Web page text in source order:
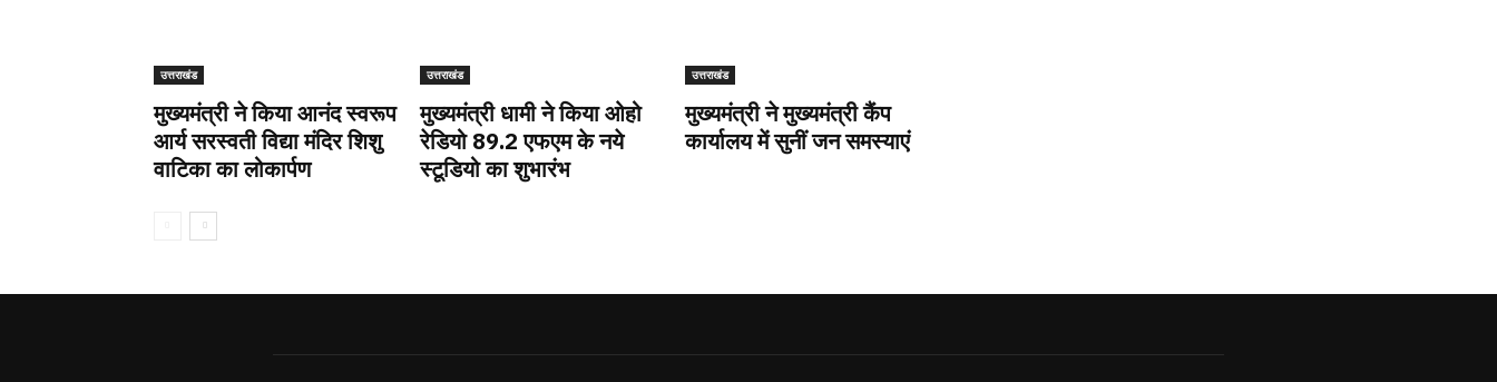
उत्तराखंड
मुख्यमंत्री ने किया आनंद स्वरूप
आर्य सरस्वती विद्या मंदिर शिशु
वाटिका का लोकार्पण
उत्तराखंड
मुख्यमंत्री धामी ने किया ओहो
रेडियो 89.2 एफएम के नये
स्टूडियो का शुभारंभ
उत्तराखंड
मुख्यमंत्री ने मुख्यमंत्री कैंप
कार्यालय में सुनीं जन समस्याएं